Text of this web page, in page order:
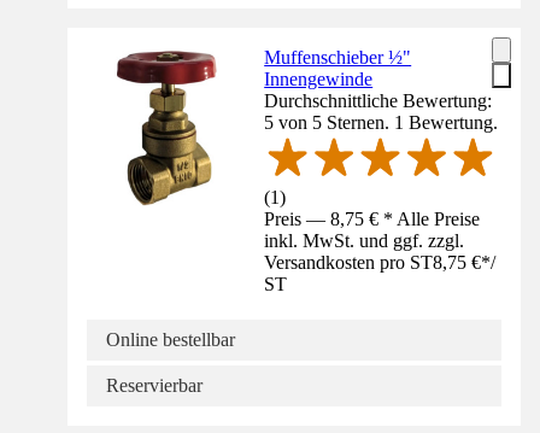
Muffenschieber ½"
Innengewinde
Durchschnittliche Bewertung:
5 von 5 Sternen. 1 Bewertung.
(1)
Preis — 8,75 € * Alle Preise
inkl. MwSt. und ggf. zzgl.
Versandkosten pro ST8,75 €*/
ST
Online bestellbar
Reservierbar